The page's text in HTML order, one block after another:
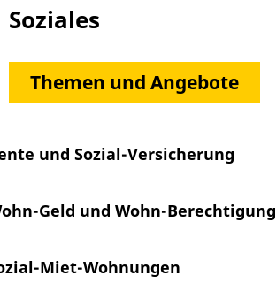
Soziales
Themen und Angebote
und Sozial-Versicherung
Geld und Wohn-Berechtigung
Miet-Wohnungen